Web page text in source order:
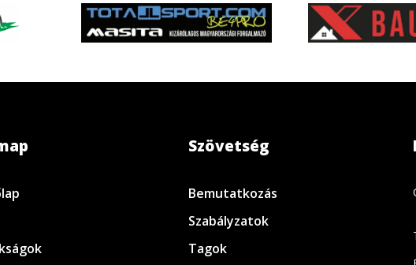
Szövetség
Bemutatkozás
Szabályzatok
Tagok